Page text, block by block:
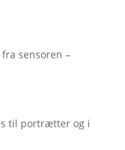
sensoren –
til portrætter og i